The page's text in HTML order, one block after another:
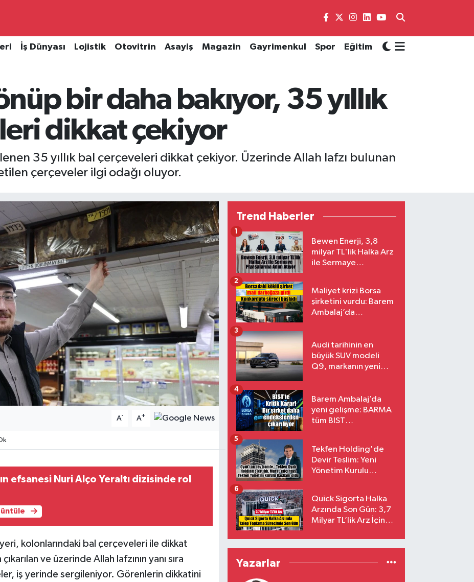
İş Dünyası Lojistik Otovitrin Asayiş Magazin Gayrimenkul Spor Eğitim
bir daha bakıyor, 35 yıllık
dikkat çekiyor
35 yıllık bal çerçeveleri dikkat çekiyor. Üzerinde Allah lafzı bulunan
çerçeveler ilgi odağı oluyor.
A- A+
efsanesi Nuri Alço Yeraltı dizisinde rol
kolonlarındaki bal çerçeveleri ile dikkat
ve üzerinde Allah lafzının yanı sıra
iş yerinde sergileniyor. Görenlerin dikkatini
Trend Haberler
Bewen Enerji, 3,8
milyar TL'lik Halka Arz
ile Sermaye
1
Maliyet krizi Borsa
şirketini vurdu: Barem
Ambalaj’da
2
Audi tarihinin en
büyük SUV modeli
Q9, markanın yeni
3
Barem Ambalaj’da
yeni gelişme: BARMA
tüm BIST
4
Tekfen Holding'de
Devir Teslim: Yeni
Yönetim Kurulu
5
Quick Sigorta Halka
Arzında Son Gün: 3,7
Milyar TL’lik Arz İçin
Eriyor
6
Yazarlar